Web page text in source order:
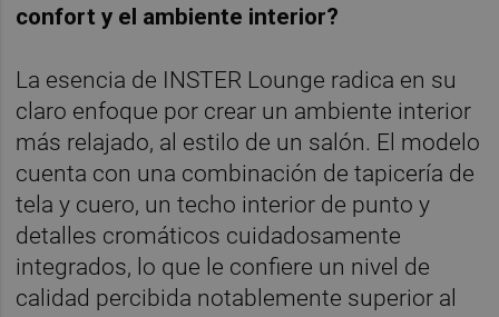
confort y el ambiente interior?
La esencia de INSTER Lounge radica en su
claro enfoque por crear un ambiente interior
más relajado, al estilo de un salón. El modelo
cuenta con una combinación de tapicería de
tela y cuero, un techo interior de punto y
detalles cromáticos cuidadosamente
integrados, lo que le confiere un nivel de
calidad percibida notablemente superior al